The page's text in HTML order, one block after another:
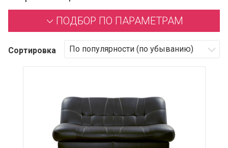
ПОДБОР ПО ПАРАМЕТРАМ
Сортировка